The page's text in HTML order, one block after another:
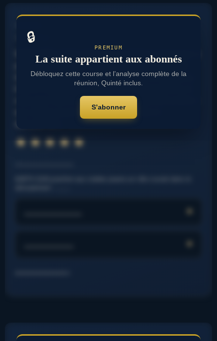
🔒
PREMIUM
La suite appartient aux abonnés
Débloquez cette course et l’analyse complète de la
réunion, Quinté inclus.
S’abonner
………………
WIND FIRE poids rendu est un facteur important à
prendre en compte. MOON SUN jockey connaît
bien l’hippodrome et cela peut faire la différence.
EARTH FIRE jockey connaît bien l’hippodrome et
cela peut faire la différence. SUN WATER position
aux stalles jouera un rôle crucial dans le
déroulement. ………………………………………………….
⭐⭐⭐ ⭐⭐ ⭐⭐ ⭐⭐